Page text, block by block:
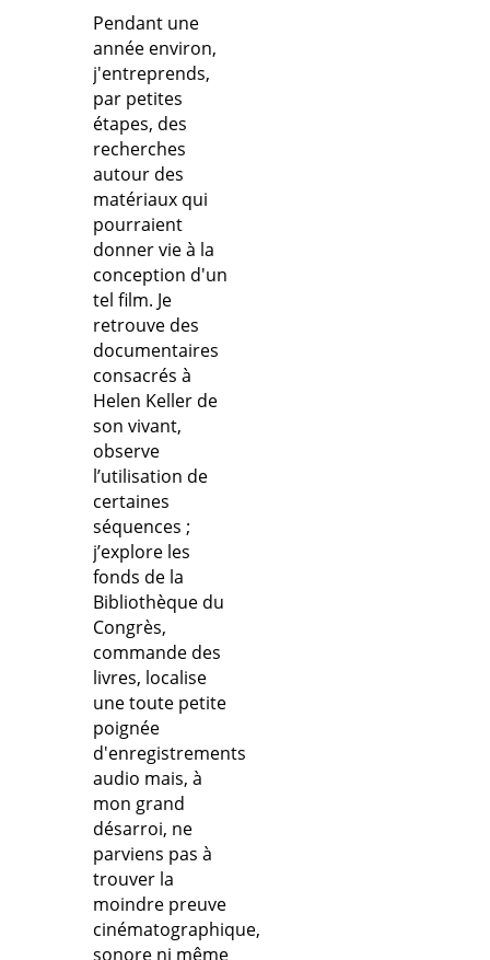
Pendant une
année environ,
j'entreprends,
par petites
étapes, des
recherches
autour des
matériaux qui
pourraient
donner vie à la
conception d'un
tel film. Je
retrouve des
documentaires
consacrés à
Helen Keller de
son vivant,
observe
l’utilisation de
certaines
séquences ;
j’explore les
fonds de la
Bibliothèque du
Congrès,
commande des
livres, localise
une toute petite
poignée
d'enregistrements
audio mais, à
mon grand
désarroi, ne
parviens pas à
trouver la
moindre preuve
cinématographique,
sonore ni même